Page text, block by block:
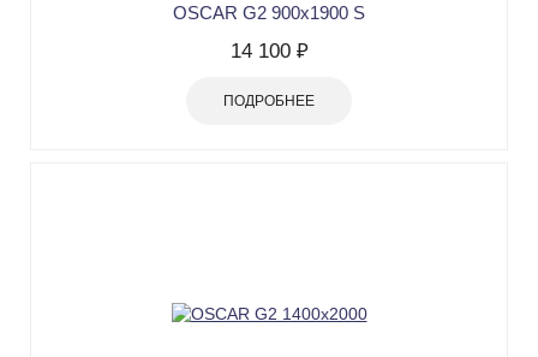
OSCAR G2 900х1900 S
14 100 ₽
ПОДРОБНЕЕ